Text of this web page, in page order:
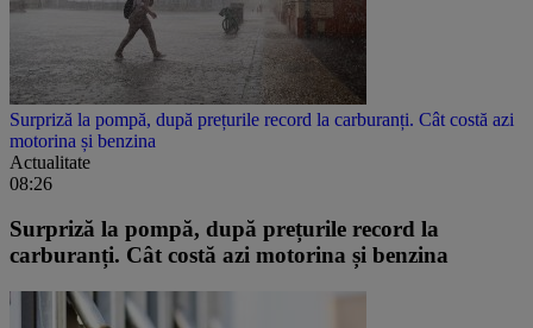
Surpriză la pompă, după prețurile record la carburanți. Cât costă azi
motorina și benzina
Actualitate
08:26
Surpriză la pompă, după prețurile record la
carburanți. Cât costă azi motorina și benzina